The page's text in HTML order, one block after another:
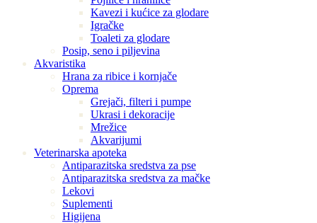
Kavezi i kućice za glodare
Igračke
Toaleti za glodare
Posip, seno i piljevina
Akvaristika
Hrana za ribice i kornjače
Oprema
Grejači, filteri i pumpe
Ukrasi i dekoracije
Mrežice
Akvarijumi
Veterinarska apoteka
Antiparazitska sredstva za pse
Antiparazitska sredstva za mačke
Lekovi
Suplementi
Higijena